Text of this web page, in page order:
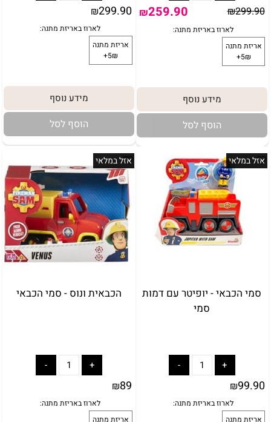
לארוז באריזת מתנה:
5₪+
₪299.90
₪259.90
מידע נוסף
הוסף לסל
₪299.90
מידע נוסף
הוסף לסל
אזל במלאי
סמי הכבאי - יופיטר עם דמות
סמי
₪99.90
אזל במלאי
הכבאית ונוס - סמי הכבאי
₪89